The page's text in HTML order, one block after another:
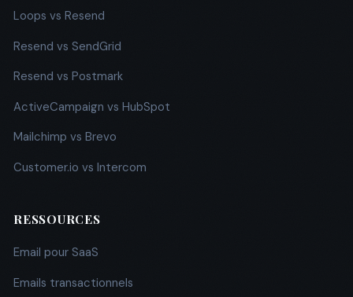
Loops vs Resend
Resend vs SendGrid
Resend vs Postmark
ActiveCampaign vs HubSpot
Mailchimp vs Brevo
Customer.io vs Intercom
RESSOURCES
Email pour SaaS
Emails transactionnels